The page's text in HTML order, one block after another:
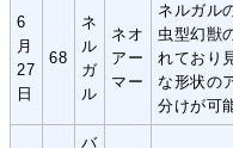
6
月
27
日
68
ネ
ル
ガ
ル
ネオ
アー
マー
ネルガル
虫型幻獣
れており
な形状の
分けが可
バ